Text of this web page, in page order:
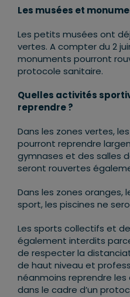
Les musées et
Les petits musées ont
vertes. A compter du 2
monuments pourront
protocole sanitaire.
Quelles activités
reprendre ?
Dans les zones vertes,
pourront reprendre
gymnases et des salles
seront rouvertes
Dans les zones oranges,
sport, les piscines ne
Les sports collectifs et
également interdits
de respecter la
de haut niveau et
néanmoins reprendre
dans le cadre d’un